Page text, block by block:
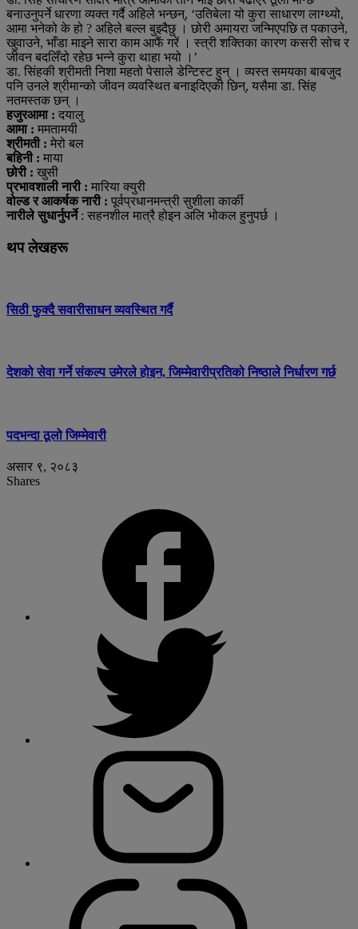
बनाउनुपर्ने धारणा व्यक्त गर्दै अहिले भन्छन्, ‘उतिबेला यो कुरा साधारण लाग्थ्यो,
आमा भनेको के हो ? अहिले बल्ल बुझ्दैछु । छोरी अमायरा जन्मिएपछि त पकाउने,
खुवाउने, भाँडा माझ्ने सारा काम आफैं गरें । स्त्री शक्तिका कारण कसरी सोच र
जीवन बदलिँदो रहेछ भन्ने कुरा थाहा भयो ।’
डा. सिंहकी श्रीमती निशा महतो पेसाले डेन्टिस्ट हुन् । व्यस्त समयका बाबजुद
पनि उनले श्रीमान्को जीवन व्यवस्थित बनाइदिएकी छिन्, यसैमा डा. सिंह
नतमस्तक छन् ।
हजुरआमा : दयालु
आमा : ममतामयी
श्रीमती : मेरो बल
बहिनी : माया
छोरी : खुसी
प्रभावशाली नारी : मारिया क्युरी
वोल्ड र आकर्षक नारी : पूर्वप्रधानमन्त्री सुशीला कार्की
नारीले सुधार्नुपर्ने: सहनशील मात्रै होइन अलि भोकल हुनुपर्छ ।
थप लेखहरू
सिठी फुक्दै सवारीसाधन व्यवस्थित गर्दै
देशको सेवा गर्ने संकल्प उमेरले होइन, जिम्मेवारीप्रतिको निष्ठाले निर्धारण गर्छ
पदभन्दा ठूलो जिम्मेवारी
असार ९, २०८३
Shares